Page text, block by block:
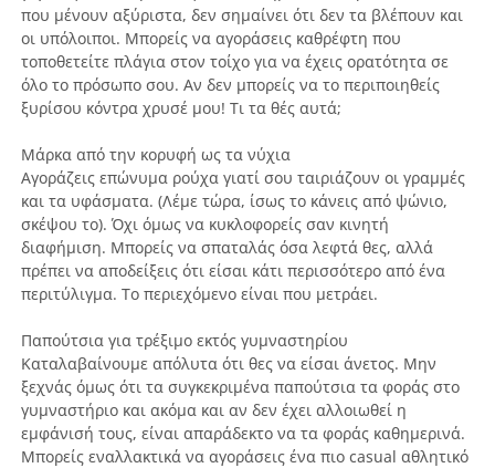
που μένουν αξύριστα, δεν σημαίνει ότι δεν τα βλέπουν και
οι υπόλοιποι. Μπορείς να αγοράσεις καθρέφτη που
τοποθετείτε πλάγια στον τοίχο για να έχεις ορατότητα σε
όλο το πρόσωπο σου. Αν δεν μπορείς να το περιποιηθείς
ξυρίσου κόντρα χρυσέ μου! Τι τα θές αυτά;
Mάρκα από την κορυφή ως τα νύχια
Αγοράζεις επώνυμα ρούχα γιατί σου ταιριάζουν οι γραμμές
και τα υφάσματα. (Λέμε τώρα, ίσως το κάνεις από ψώνιο,
σκέψου το). Όχι όμως να κυκλοφορείς σαν κινητή
διαφήμιση. Μπορείς να σπαταλάς όσα λεφτά θες, αλλά
πρέπει να αποδείξεις ότι είσαι κάτι περισσότερο από ένα
περιτύλιγμα. Το περιεχόμενο είναι που μετράει.
Παπούτσια για τρέξιμο εκτός γυμναστηρίου
Καταλαβαίνουμε απόλυτα ότι θες να είσαι άνετος. Μην
ξεχνάς όμως ότι τα συγκεκριμένα παπούτσια τα φοράς στο
γυμναστήριο και ακόμα και αν δεν έχει αλλοιωθεί η
εμφάνισή τους, είναι απαράδεκτο να τα φοράς καθημερινά.
Μπορείς εναλλακτικά να αγοράσεις ένα πιο casual αθλητικό